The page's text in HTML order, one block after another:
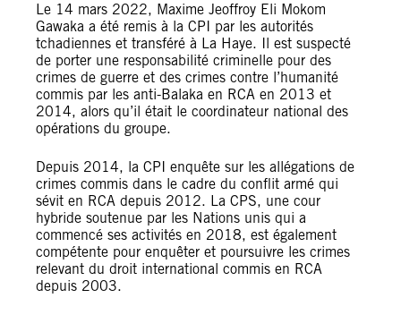
Le 14 mars 2022, Maxime Jeoffroy Eli Mokom
Gawaka a été remis à la CPI par les autorités
tchadiennes et transféré à La Haye. Il est suspecté
de porter une responsabilité criminelle pour des
crimes de guerre et des crimes contre l’humanité
commis par les anti-Balaka en RCA en 2013 et
2014, alors qu’il était le coordinateur national des
opérations du groupe.
Depuis 2014, la CPI enquête sur les allégations de
crimes commis dans le cadre du conflit armé qui
sévit en RCA depuis 2012. La CPS, une cour
hybride soutenue par les Nations unis qui a
commencé ses activités en 2018, est également
compétente pour enquêter et poursuivre les crimes
relevant du droit international commis en RCA
depuis 2003.